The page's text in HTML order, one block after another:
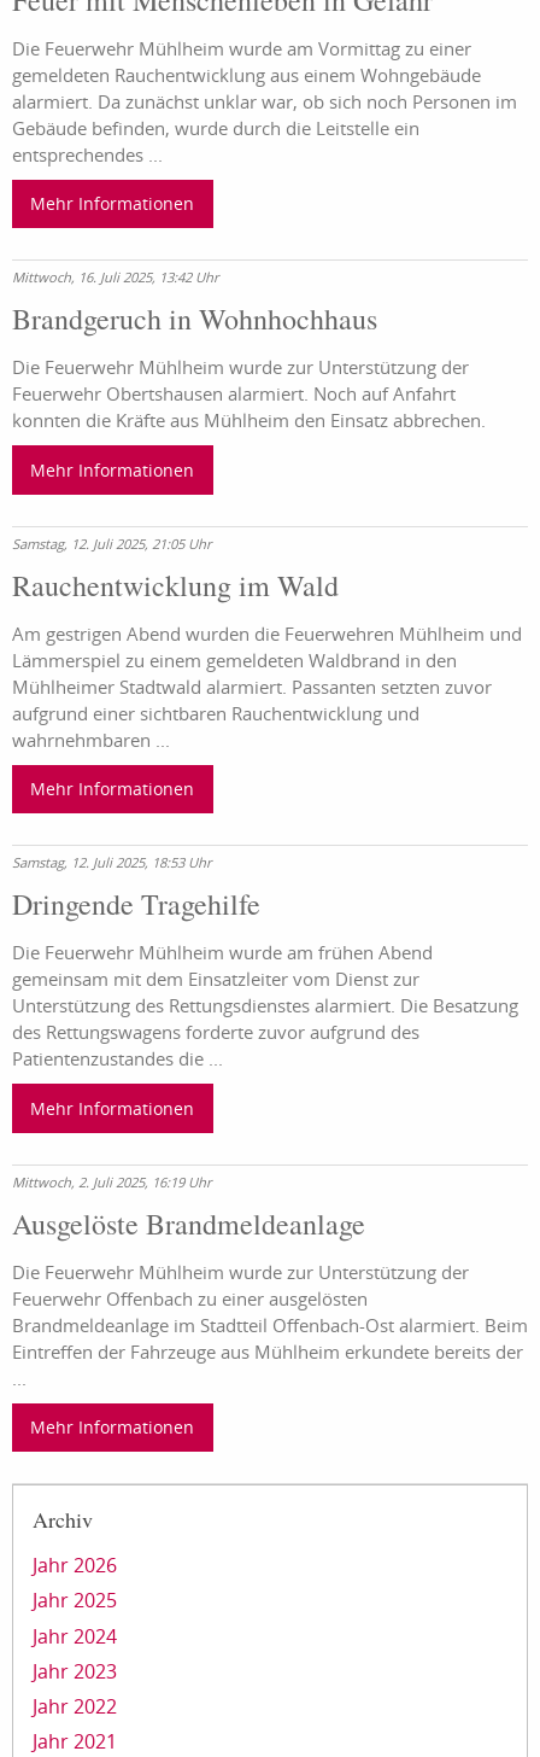
Die Feuerwehr Mühlheim wurde am Vormittag zu einer
gemeldeten Rauchentwicklung aus einem Wohngebäude
alarmiert. Da zunächst unklar war, ob sich noch Personen im
Gebäude befinden, wurde durch die Leitstelle ein
entsprechendes ...
Mehr Informationen
Mittwoch, 16. Juli 2025, 13:42 Uhr
Brandgeruch in Wohnhochhaus
Die Feuerwehr Mühlheim wurde zur Unterstützung der
Feuerwehr Obertshausen alarmiert. Noch auf Anfahrt
konnten die Kräfte aus Mühlheim den Einsatz abbrechen.
Mehr Informationen
Samstag, 12. Juli 2025, 21:05 Uhr
Rauchentwicklung im Wald
Am gestrigen Abend wurden die Feuerwehren Mühlheim und
Lämmerspiel zu einem gemeldeten Waldbrand in den
Mühlheimer Stadtwald alarmiert. Passanten setzten zuvor
aufgrund einer sichtbaren Rauchentwicklung und
wahrnehmbaren ...
Mehr Informationen
Samstag, 12. Juli 2025, 18:53 Uhr
Dringende Tragehilfe
Die Feuerwehr Mühlheim wurde am frühen Abend
gemeinsam mit dem Einsatzleiter vom Dienst zur
Unterstützung des Rettungsdienstes alarmiert. Die Besatzung
des Rettungswagens forderte zuvor aufgrund des
Patientenzustandes die ...
Mehr Informationen
Mittwoch, 2. Juli 2025, 16:19 Uhr
Ausgelöste Brandmeldeanlage
Die Feuerwehr Mühlheim wurde zur Unterstützung der
Feuerwehr Offenbach zu einer ausgelösten
Brandmeldeanlage im Stadtteil Offenbach-Ost alarmiert. Beim
Eintreffen der Fahrzeuge aus Mühlheim erkundete bereits der
Mehr Informationen
Archiv
Jahr 2026
Jahr 2025
Jahr 2024
Jahr 2023
Jahr 2022
Jahr 2021